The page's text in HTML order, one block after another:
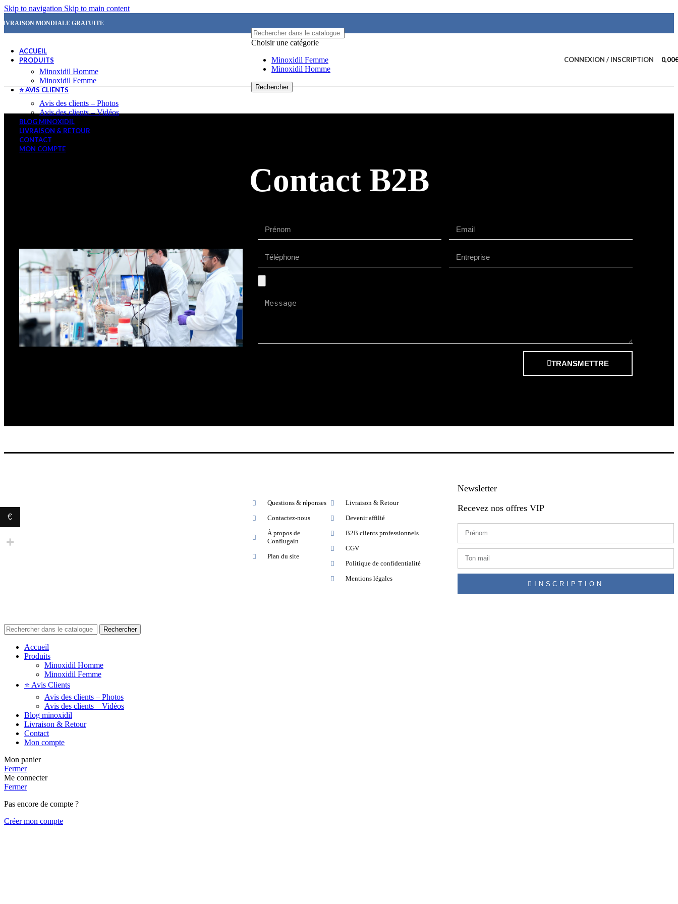
Skip to navigation Skip to main content
MONDIALE GRATUITE
Choisir une catégorie
Minoxidil Femme
Minoxidil Homme
Rechercher
CONNEXION / INSCRIPTION 0,00
ACCUEIL
PRODUITS
Minoxidil Homme
Minoxidil Femme
⭐ AVIS CLIENTS
Avis des clients – Photos
Avis des clients – Vidéos
BLOG MINOXIDIL
LIVRAISON & RETOUR
CONTACT
MON COMPTE
Contact B2B
TRANSMETTRE
Questions & réponses
Contactez-nous
À propos de
Conflugain
Plan du site
Livraison & Retour
Devenir affilié
B2B clients professionnels
CGV
Politique de confidentialité
Mentions légales
Newsletter
Recevez nos offres VIP
INSCRIPTION
Rechercher
Accueil
Produits
Minoxidil Homme
Minoxidil Femme
⭐ Avis Clients
Avis des clients – Photos
Avis des clients – Vidéos
Blog minoxidil
Livraison & Retour
Contact
Mon compte
Mon panier
Fermer
Me connecter
Fermer
Pas encore de compte ?
Créer mon compte
€